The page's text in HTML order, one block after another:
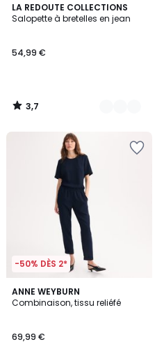
LA REDOUTE COLLECTIONS
Salopette à bretelles en jean
54,99 €
3,7
/ 5
2
Couleurs
3,7
/
-50% DÈS 2*
ANNE WEYBURN
Combinaison, tissu reliéfé
69,99 €
4,4
/ 5
2
Couleurs